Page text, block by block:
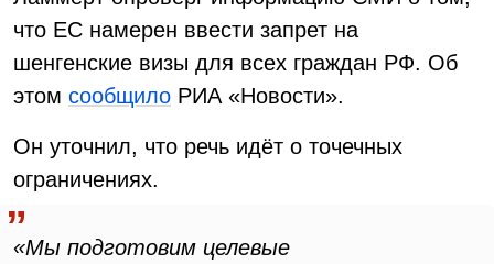
что ЕС намерен ввести запрет на
шенгенские визы для всех граждан РФ. Об
этом сообщило РИА «Новости».
Он уточнил, что речь идёт о точечных
ограничениях.
«Мы подготовим целевые